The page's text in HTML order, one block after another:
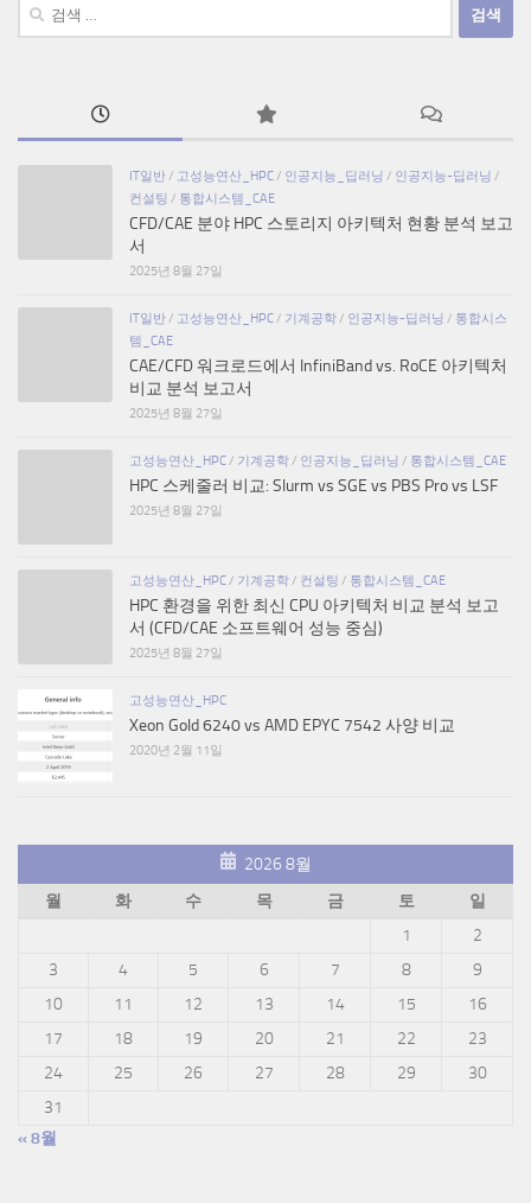
IT일반 / 고성능연산_HPC / 인공지능_딥러닝 / 인공지능-딥러닝 /
컨설팅 / 통합시스템_CAE
CFD/CAE 분야 HPC 스토리지 아키텍처 현황 분석 보고
서
2025년 8월 27일
IT일반 / 고성능연산_HPC / 기계공학 / 인공지능-딥러닝 / 통합시스
템_CAE
CAE/CFD 워크로드에서 InfiniBand vs. RoCE 아키텍처
비교 분석 보고서
2025년 8월 27일
고성능연산_HPC / 기계공학 / 인공지능_딥러닝 / 통합시스템_CAE
HPC 스케줄러 비교: Slurm vs SGE vs PBS Pro vs LSF
2025년 8월 27일
고성능연산_HPC / 기계공학 / 컨설팅 / 통합시스템_CAE
HPC 환경을 위한 최신 CPU 아키텍처 비교 분석 보고
서 (CFD/CAE 소프트웨어 성능 중심)
2025년 8월 27일
고성능연산_HPC
Xeon Gold 6240 vs AMD EPYC 7542 사양 비교
2020년 2월 11일
2026 8월
월
화 수 목 금 토
일
1
2
3
4 5 6 7 8
9
10
11 12 13 14 15
16
17
18 19 20 21 22
23
24
25 26 27 28 29
30
31
« 8월